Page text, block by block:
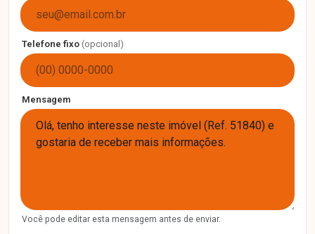
Telefone fixo (opcional)
Mensagem
Você pode editar esta mensagem antes de enviar.